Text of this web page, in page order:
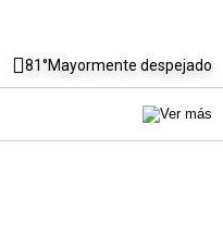
81°Mayormente despejado